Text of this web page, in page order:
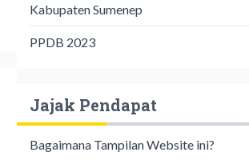
Kabupaten Sumenep
PPDB 2023
Jajak Pendapat
Bagaimana Tampilan Website ini?